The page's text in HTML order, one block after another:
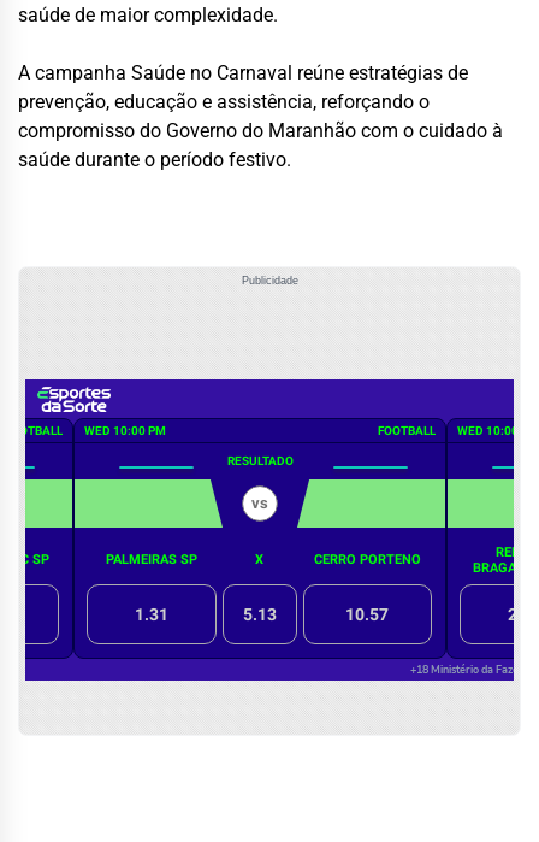
saúde de maior complexidade.
A campanha Saúde no Carnaval reúne estratégias de
prevenção, educação e assistência, reforçando o
compromisso do Governo do Maranhão com o cuidado à
saúde durante o período festivo.
Publicidade